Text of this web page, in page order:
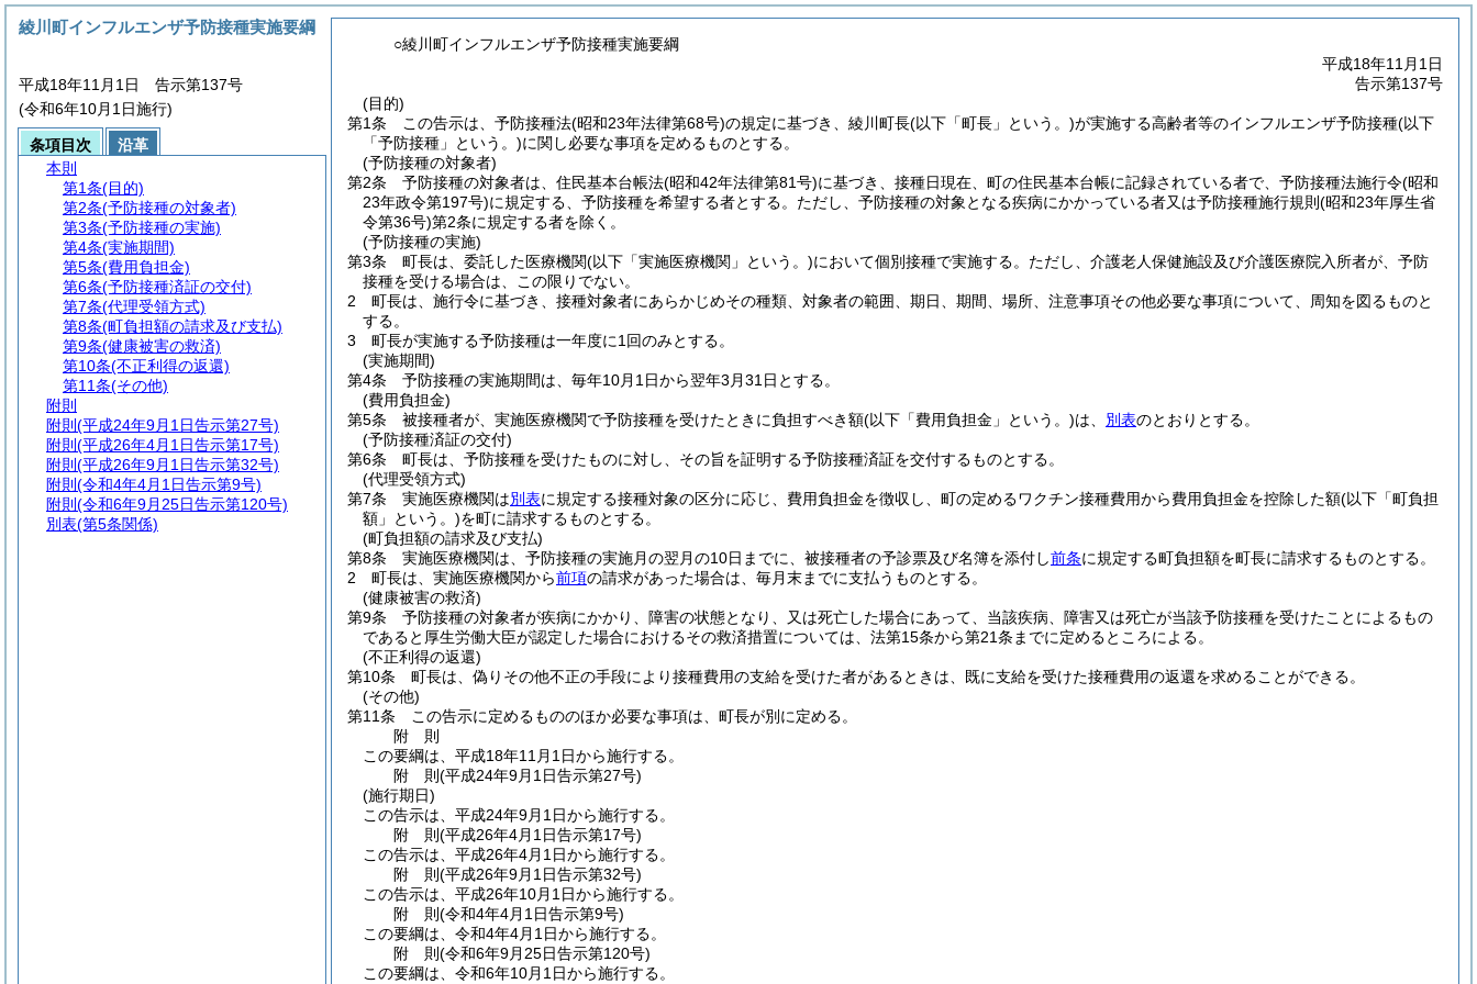
○綾川町インフルエンザ予防接種実施要綱
平成18年11月1日
告示第137号
(目的)
第1条
この告示は、予防接種法(昭和23年法律第68号)の規定に基づき、綾川町長(以下「町長」という。)が実施する高齢者等のインフルエンザ予防接種(以下
「予防接種」という。)に関し必要な事項を定めるものとする。
(予防接種の対象者)
第2条
予防接種の対象者は、住民基本台帳法(昭和42年法律第81号)に基づき、接種日現在、町の住民基本台帳に記録されている者で、予防接種法施行令(昭和
23年政令第197号)に規定する、予防接種を希望する者とする。 ただし、予防接種の対象となる疾病にかかっている者又は予防接種施行規則 (昭和23年厚生省
令第36号)第2条に規定する者を除く。
(予防接種の実施)
第3条
町長は、委託した医療機関(以下「実施医療機関」という。)において個別接種で実施する。 ただし、介護老人保健施設及び介護医療院入所者が、予防
接種を受ける場合は、この限りでない。
2
町長は、施行令に基づき、接種対象者にあらかじめその種類、対象者の範囲、期日、期間、場所、注意事項その他必要な事項について、周知を図るものと
する。
3
町長が実施する予防接種は一年度に1回のみとする。
(実施期間)
第4条
予防接種の実施期間は、毎年10月1日から翌年3月31日とする。
(費用負担金)
第5条
被接種者が、実施医療機関で予防接種を受けたときに負担すべき額(以下「費用負担金」という。)は、 別表のとおりとする。
(予防接種済証の交付)
第6条
町長は、予防接種を受けたものに対し、その旨を証明する予防接種済証を交付するものとする。
(代理受領方式)
第7条
実施医療機関は別表に規定する接種対象の区分に応じ、費用負担金を徴収し、町の定めるワクチン接種費用から費用負担金を控除した額(以下「町負担
額」という。)を町に請求するものとする。
(町負担額の請求及び支払)
第8条
実施医療機関は、予防接種の実施月の翌月の10日までに、被接種者の予診票及び名簿を添付し前条に規定する町負担額を町長に請求するものとする。
2
町長は、実施医療機関から前項の請求があった場合は、毎月末までに支払うものとする。
(健康被害の救済)
第9条
予防接種の対象者が疾病にかかり、障害の状態となり、又は死亡した場合にあって、当該疾病、障害又は死亡が当該予防接種を受けたことによるもの
であると厚生労働大臣が認定した場合におけるその救済措置については、法第15条から第21条までに定めるところによる。
(不正利得の返還)
第10条
町長は、偽りその他不正の手段により接種費用の支給を受けた者があるときは、既に支給を受けた接種費用の返還を求めることができる。
(その他)
第11条
この告示に定めるもののほか必要な事項は、町長が別に定める。
附 則
この要綱は、平成18年11月1日から施行する。
附 則(平成24年9月1日告示第27号)
(施行期日)
この告示は、平成24年9月1日から施行する。
附 則(平成26年4月1日告示第17号)
この告示は、平成26年4月1日から施行する。
附 則(平成26年9月1日告示第32号)
この告示は、平成26年10月1日から施行する。
附 則(令和4年4月1日告示第9号)
この要綱は、令和4年4月1日から施行する。
附 則(令和6年9月25日告示第120号)
この要綱は、令和6年10月1日から施行する。
綾川町インフルエンザ予防接種実施要綱
平成18年11月1日 告示第137号
(令和6年10月1日施行)
条項目次
沿革
本則
第1条(目的)
第2条(予防接種の対象者)
第3条(予防接種の実施)
第4条(実施期間)
第5条(費用負担金)
第6条(予防接種済証の交付)
第7条(代理受領方式)
第8条(町負担額の請求及び支払)
第9条(健康被害の救済)
第10条(不正利得の返還)
第11条(その他)
附則
附則 (平成24年9月1日告示第27号)
附則 (平成26年4月1日告示第17号)
附則 (平成26年9月1日告示第32号)
附則 (令和4年4月1日告示第9号)
附則 (令和6年9月25日告示第120号)
別表(第5条関係)